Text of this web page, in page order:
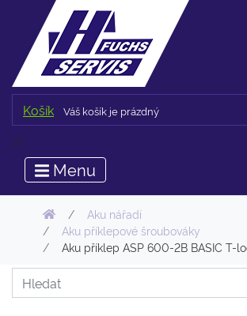
Košík Váš košík je prázdný
//
Menu
Aku nářadí
Aku příklepové šroubováky
Aku příklep ASP 600-2B BASIC T-